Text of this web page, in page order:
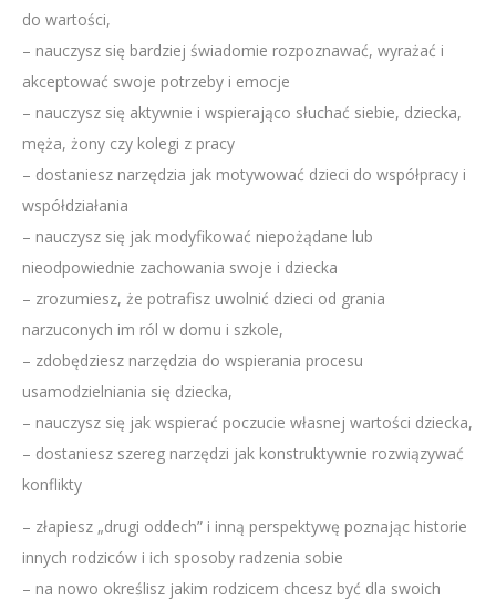
do wartości,
– nauczysz się bardziej świadomie rozpoznawać, wyrażać i
akceptować swoje potrzeby i emocje
– nauczysz się aktywnie i wspierająco słuchać siebie, dziecka,
męża, żony czy kolegi z pracy
– dostaniesz narzędzia jak motywować dzieci do współpracy i
współdziałania
– nauczysz się jak modyfikować niepożądane lub
nieodpowiednie zachowania swoje i dziecka
– zrozumiesz, że potrafisz uwolnić dzieci od grania
narzuconych im ról w domu i szkole,
– zdobędziesz narzędzia do wspierania procesu
usamodzielniania się dziecka,
– nauczysz się jak wspierać poczucie własnej wartości dziecka,
– dostaniesz szereg narzędzi jak konstruktywnie rozwiązywać
konflikty
– złapiesz „drugi oddech” i inną perspektywę poznając historie
innych rodziców i ich sposoby radzenia sobie
– na nowo określisz jakim rodzicem chcesz być dla swoich